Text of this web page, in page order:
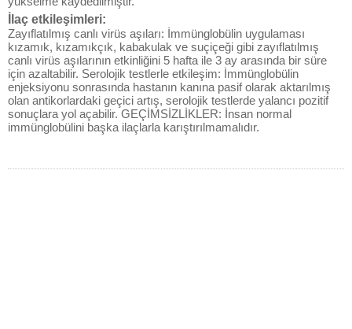
İlaç etkileşimleri:
Zayıflatılmış canlı virüs aşıları: İmmünglobülin uygulaması
kızamık, kızamıkçık, kabakulak ve suçiçeği gibi zayıflatılmış
canlı virüs aşılarının etkinliğini 5 hafta ile 3 ay arasında bir süre
için azaltabilir. Serolojik testlerle etkileşim: İmmünglobülin
enjeksiyonu sonrasında hastanın kanına pasif olarak aktarılmış
olan antikorlardaki geçici artış, serolojik testlerde yalancı pozitif
sonuçlara yol açabilir. GEÇİMSİZLİKLER: İnsan normal
immünglobülini başka ilaçlarla karıştırılmamalıdır.